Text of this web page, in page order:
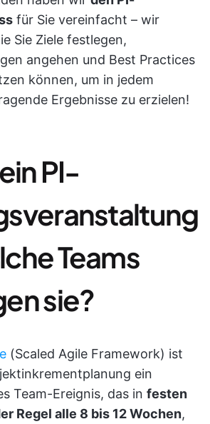
für Sie vereinfacht – wir
Sie Ziele festlegen,
angehen und Best Practices
können, um in jedem
Ergebnisse zu erzielen!
PI-
Teams
sie?
(Scaled Agile Framework) ist
ein
Team-Ereignis, das in festen
Regel alle 8 bis 12 Wochen,